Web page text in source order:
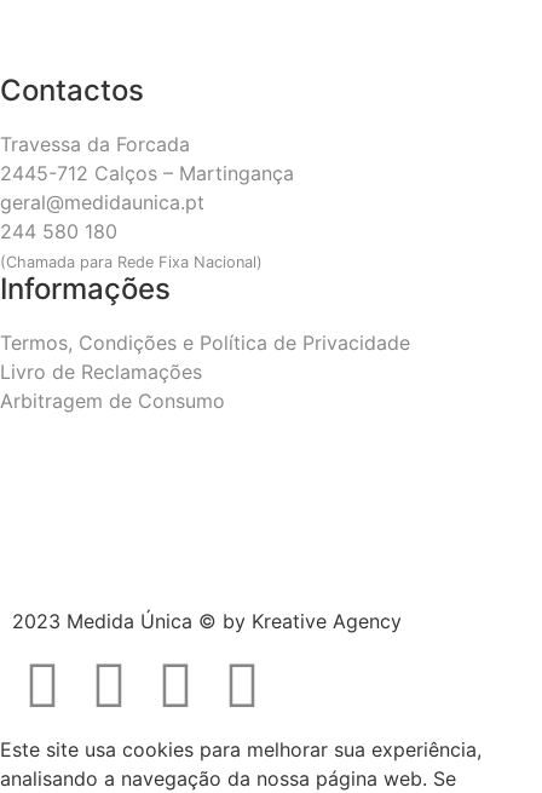
Contactos
Travessa da Forcada
2445-712 Calços – Martingança
geral@medidaunica.pt
244 580 180
(Chamada para Rede Fixa Nacional)
Informações
Termos, Condições e Política de Privacidade
Livro de Reclamações
Arbitragem de Consumo
2023 Medida Única © by Kreative Agency
Este site usa cookies para melhorar sua experiência,
analisando a navegação da nossa página web. Se